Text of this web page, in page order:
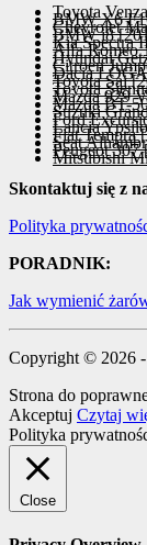
Toyota
BMW X6
Chevrolet
BMW i8
Kia Spectra
Alfa Romeo
Hyundai
Citroen
Dacia
Toyota Sai
Toyota
Mazda 929
Mazda BT-
Suzuki
Ford
Lancia
Fiat Tempra
Seat
Peugeot 307
Mitsubishi
Skontaktuj się z
Polityka
PORADNIK:
Jak wymienić
Copyright © 2026 -
Strona do
Akceptuj Czytaj
Polityka
Close